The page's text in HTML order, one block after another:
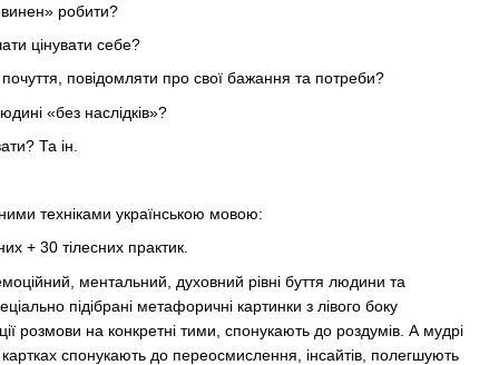
робити?
цінувати себе?
повідомляти про свої бажання та потреби?
«без наслідків»?
Та ін.
техніками українською мовою:
+ 30 тілесних практик.
ментальний, духовний рівні буття людини та
підібрані метафоричні картинки з лівого боку
розмови на конкретні тими, спонукають до роздумів. А мудрі
спонукають до переосмислення, інсайтів, полегшують